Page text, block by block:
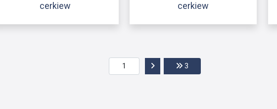
cerkiew
cerkiew
Przejdź do następnej strony
3